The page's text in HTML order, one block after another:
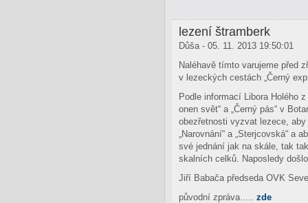
lezení štramberk
Důša - 05. 11. 2013 19:50:01
Naléhavě tímto varujeme před
v lezeckých cestách „Černý
Podle informací Libora Holého
onen svět“ a „Černý pás“ v
obezřetnosti vyzvat lezece,
„Narovnání“ a „Sterjcovská“ a
své jednání jak na skále, tak
skalních celků. Naposledy
Jiří Babača předseda OVK
původní zpráva..... zde